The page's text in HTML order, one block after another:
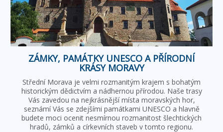
ZÁMKY, PAMÁTKY UNESCO A PŘÍRODNÍ
KRÁSY MORAVY
Střední Morava je velmi rozmanitým krajem s bohatým
historickým dědictvím a nádhernou přírodou. Naše trasy
Vás zavedou na nejkrásnější místa moravských hor,
seznámí Vás se zdejšími památkami UNESCO a hlavně
budete moci ocenit nesmírnou rozmanitost šlechtických
hradů, zámků a církevních staveb v tomto regionu.